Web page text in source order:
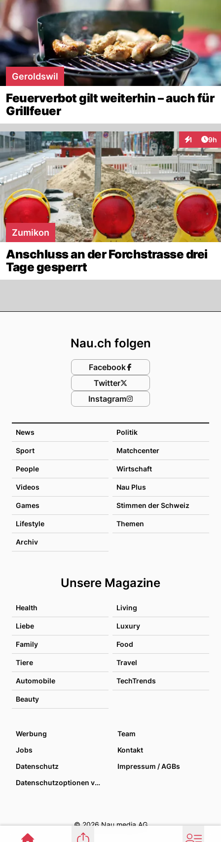
Geroldswil
Feuerverbot gilt weiterhin – auch für
Grillfeuer
1 9h
Zumikon
Anschluss an der Forchstrasse drei
Tage gesperrt
News Politik
Sport Matchcenter
People Wirtschaft
Videos Nau Plus
Games Stimmen der Schweiz
Lifestyle Themen
Archiv
Unsere Magazine
Health Living
Liebe Luxury
Family Food
Tiere Travel
Automobile TechTrends
Beauty
Nau.ch folgen
Facebook
Twitter
Instagram
Werbung
Team
Jobs
Kontakt
Datenschutz
Impressum / AGBs
Datenschutzoptionen verwalten
© 2026 Nau media AG